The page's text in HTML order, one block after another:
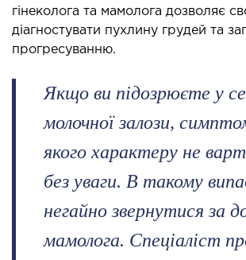
гінеколога та мамолога дозволяє
діагностувати пухлину грудей та
прогресуванню.
Якщо ви підозрюєте у
молочної залози,
якого характеру не
без уваги. В такому
негайно звернутися за
мамолога. Спеціаліст